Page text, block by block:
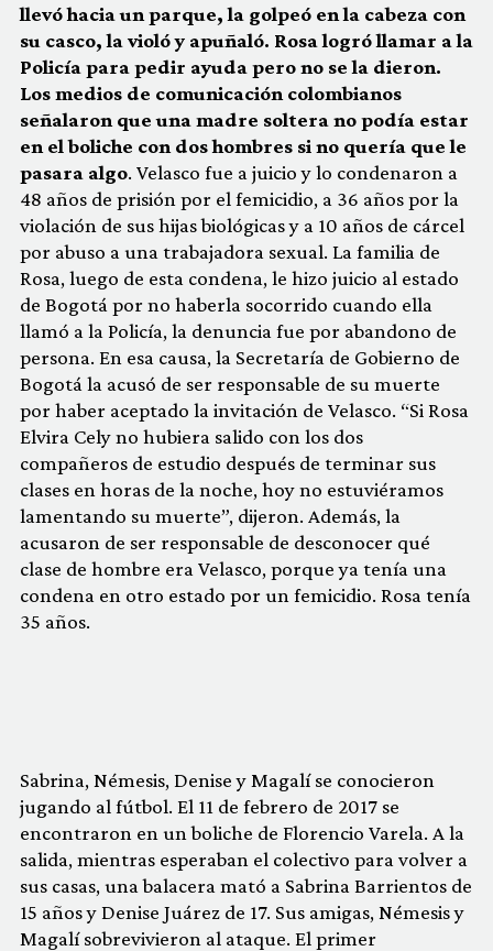
llevó hacia un parque, la golpeó en la cabeza con
su casco, la violó y apuñaló. Rosa logró llamar a la
Policía para pedir ayuda pero no se la dieron.
Los medios de comunicación colombianos
señalaron que una madre soltera no podía estar
en el boliche con dos hombres si no quería que le
pasara algo. Velasco fue a juicio y lo condenaron a
48 años de prisión por el femicidio, a 36 años por la
violación de sus hijas biológicas y a 10 años de cárcel
por abuso a una trabajadora sexual. La familia de
Rosa, luego de esta condena, le hizo juicio al estado
de Bogotá por no haberla socorrido cuando ella
llamó a la Policía, la denuncia fue por abandono de
persona. En esa causa, la Secretaría de Gobierno de
Bogotá la acusó de ser responsable de su muerte
por haber aceptado la invitación de Velasco. “Si Rosa
Elvira Cely no hubiera salido con los dos
compañeros de estudio después de terminar sus
clases en horas de la noche, hoy no estuviéramos
lamentando su muerte”, dijeron. Además, la
acusaron de ser responsable de desconocer qué
clase de hombre era Velasco, porque ya tenía una
condena en otro estado por un femicidio. Rosa tenía
35 años.
Sabrina, Némesis, Denise y Magalí se conocieron
jugando al fútbol. El 11 de febrero de 2017 se
encontraron en un boliche de Florencio Varela. A la
salida, mientras esperaban el colectivo para volver a
sus casas, una balacera mató a Sabrina Barrientos de
15 años y Denise Juárez de 17. Sus amigas, Némesis y
Magalí sobrevivieron al ataque. El primer